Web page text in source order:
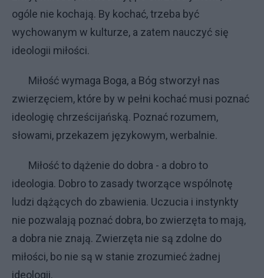
ogóle nie kochają. By kochać, trzeba być
wychowanym w kulturze, a zatem nauczyć się
ideologii miłości.
Miłość wymaga Boga, a Bóg stworzył nas
zwierzęciem, które by w pełni kochać musi poznać
ideologię chrześcijańską. Poznać rozumem,
słowami, przekazem językowym, werbalnie.
Miłość to dążenie do dobra - a dobro to
ideologia. Dobro to zasady tworzące wspólnotę
ludzi dążących do zbawienia. Uczucia i instynkty
nie pozwalają poznać dobra, bo zwierzęta to mają,
a dobra nie znają. Zwierzęta nie są zdolne do
miłości, bo nie są w stanie zrozumieć żadnej
ideologii.